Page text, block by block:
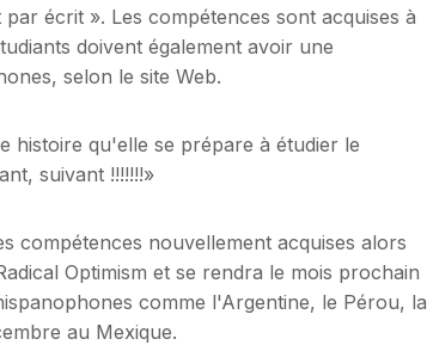
écrit ». Les compétences sont acquises à
doivent également avoir une
selon le site Web.
histoire qu'elle se prépare à étudier le
suivant !!!!!!!»
compétences nouvellement acquises alors
Optimism et se rendra le mois prochain
comme l'Argentine, le Pérou, la
au Mexique.